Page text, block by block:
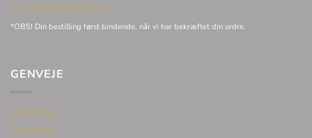
Handelsbetingelser
*OBS! Din bestilling først bindende, når vi har bekræftet din ordre.
GENVEJE
Øreringe
Smykker